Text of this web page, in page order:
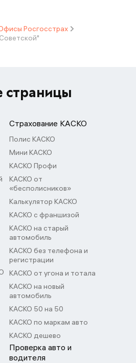
Росгосстрах
страницы
Страхование КАСКО
Полис КАСКО
Мини КАСКО
КАСКО Профи
КАСКО от
«бесполисников»
Калькулятор КАСКО
КАСКО с франшизой
КАСКО на старый
автомобиль
КАСКО без телефона и
регистрации
КАСКО от угона и тотала
КАСКО на новый
автомобиль
КАСКО 50 на 50
КАСКО по маркам авто
КАСКО дешево
Проверка авто и
водителя